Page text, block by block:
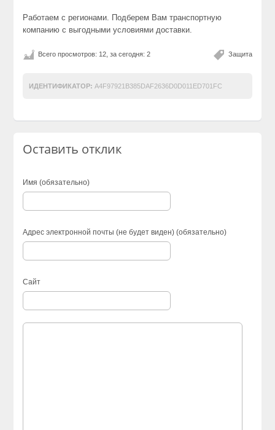
Работаем с регионами. Подберем Вам транспортную
компанию с выгодными условиями доставки.
Защита
Всего просмотров: 12, за сегодня: 2
ИДЕНТИФИКАТОР: A4F97921B385DAF2636D0D011ED701FC
Оставить отклик
Имя (обязательно)
Адрес электронной почты (не будет виден) (обязательно)
Сайт